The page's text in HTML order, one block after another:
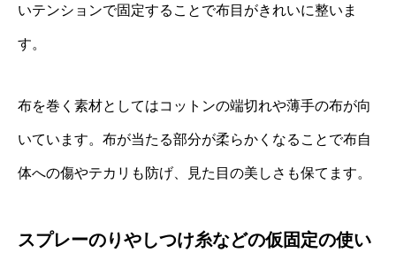
いテンションで固定することで布目がきれいに整いま
す。
布を巻く素材としてはコットンの端切れや薄手の布が向
いています。布が当たる部分が柔らかくなることで布自
体への傷やテカリも防げ、見た目の美しさも保てます。
スプレーのりやしつけ糸などの仮固定の使い